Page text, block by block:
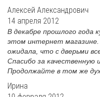
Алексей Александрович
14 апреля 2012
В декабре прошлого года
этом интернет магазине.
ожидала, что с дверьми
Спасибо за
Продолжайте в том же
Ирина